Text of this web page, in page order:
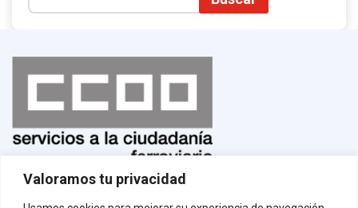
Valoramos tu privacidad
Normas de uso